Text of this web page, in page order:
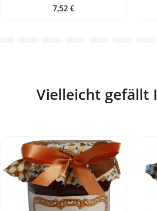
Preis
7,52 €
Vielleicht gefällt
